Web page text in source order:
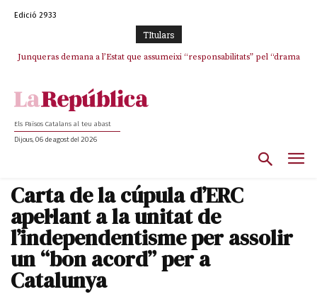
Edició 2933
TItulars
Junqueras demana a l’Estat que assumeixi “responsabilitats” pel “drama
Crisi total a ERC Girona
Els Països Catalans al teu abast
Dijous, 06 de agost del 2026
Carta de la cúpula d’ERC
apel·lant a la unitat de
l’independentisme per assolir
un “bon acord” per a
Catalunya